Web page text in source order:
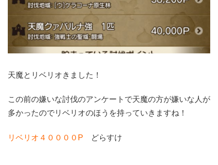
天魔とリベリオきました！
この前の嫌いな討伐のアンケートで天魔の方が嫌いな人が
多かったのでリベリオのほうを持っていきますね！
リベリオ４００００P どらすけ